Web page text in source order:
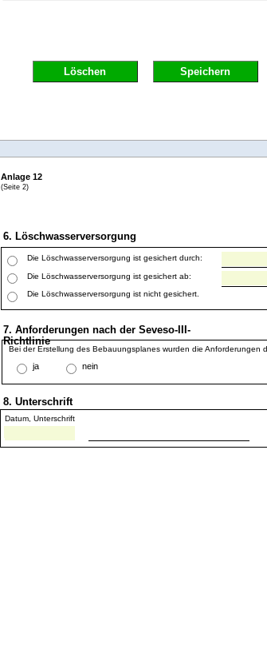
Löschen Speichern
(Seite 2)
Anlage 12
8. Unterschrift
Datum, Unterschrift
6. Löschwasserversorgung
Die Löschwasserversorgung ist gesichert durch:
Die Löschwasserversorgung ist gesichert ab:
Die Löschwasserversorgung ist nicht gesichert.
7. Anforderungen nach der Seveso-III-
Richtlinie
Bei der Erstellung des Bebauungsplanes wurden die Anforderungen
nein
ja